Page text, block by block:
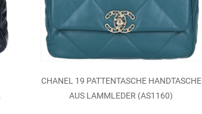
CHANEL 19 PATTENTASCHE HANDTASCHE
AUS LAMMLEDER (AS1160)